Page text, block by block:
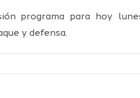
programa para hoy
y defensa.